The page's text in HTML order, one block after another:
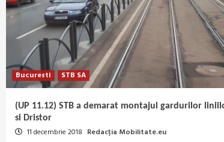
Bucuresti STB SA
(UP 11.12) STB a demarat montajul gardurilor
si Dristor
11 decembrie 2018 Redacția Mobilitate.eu